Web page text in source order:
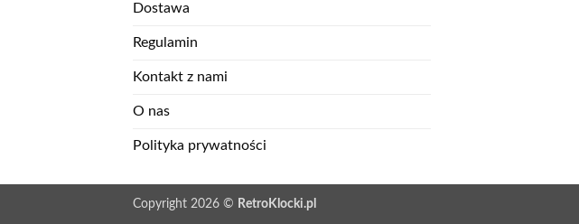
Dostawa
Regulamin
Kontakt z nami
O nas
Polityka prywatności
Copyright 2026 © RetroKlocki.pl